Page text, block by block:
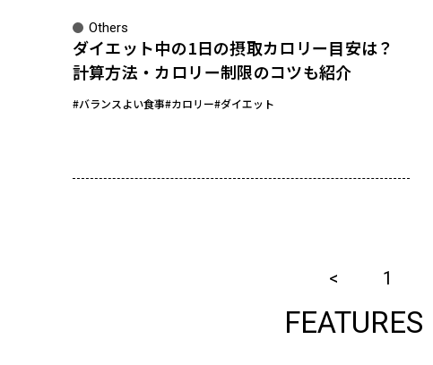
Others
ダイエット中の1日の摂取カロリー目安は？
計算方法・カロリー制限のコツも紹介
#バランスよい食事#カロリー#ダイエット
1
FEATURES